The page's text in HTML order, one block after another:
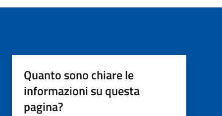
Quanto sono chiare le
informazioni su questa
pagina?